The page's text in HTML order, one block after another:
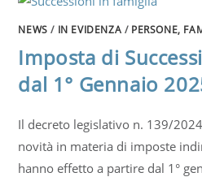
NEWS / IN EVIDENZA / PERSONE,
Imposta di
dal 1° Gennaio
Il decreto legislativo n. 139/
novità in materia di imposte
hanno effetto a partire dal 1°